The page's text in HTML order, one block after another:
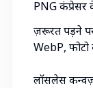
PNG कंप्रेसर
ज़रूरत पड़ने
WebP,
लॉसलेस